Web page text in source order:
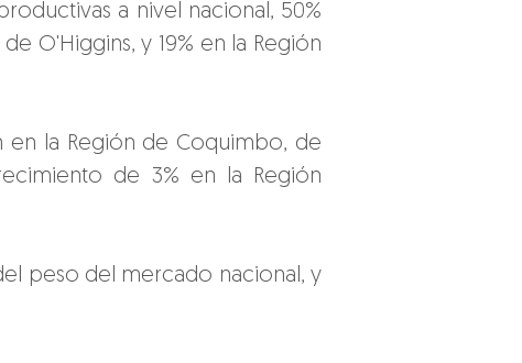
a nivel nacional, 50%
O'Higgins, y 19% en la Región
en la Región de Coquimbo, de
de 3% en la Región
peso del mercado nacional, y